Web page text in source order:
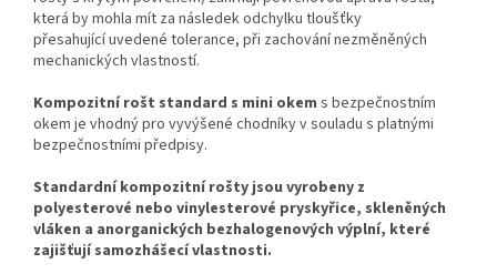
která by mohla mít za následek odchylku tloušťky
přesahujícíuvedené tolerance, při zachování nezměněných
mechanických vlastností.
Kompozitní rošt standard s mini okem s bezpečnostním
okem je vhodnýpro vyvýšené chodníky v souladu s platnými
bezpečnostními předpisy.
Standardní kompozitní rošty jsou vyrobeny z
polyesterové nebo vinylesterové pryskyřice, skleněných
vláken a anorganických bezhalogenových výplní, které
zajišťují samozhášecí vlastnosti.